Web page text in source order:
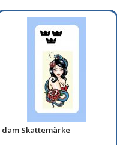
dam Skattemärke